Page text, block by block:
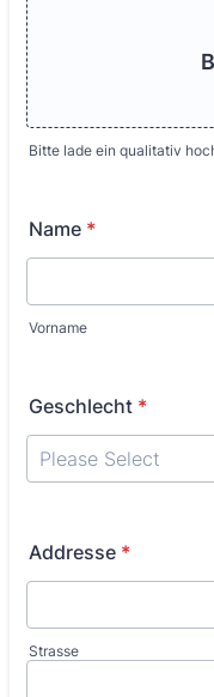
Bitte lade ein qualitativ
Name *
Vorname
Geschlecht *
Addresse *
Strasse